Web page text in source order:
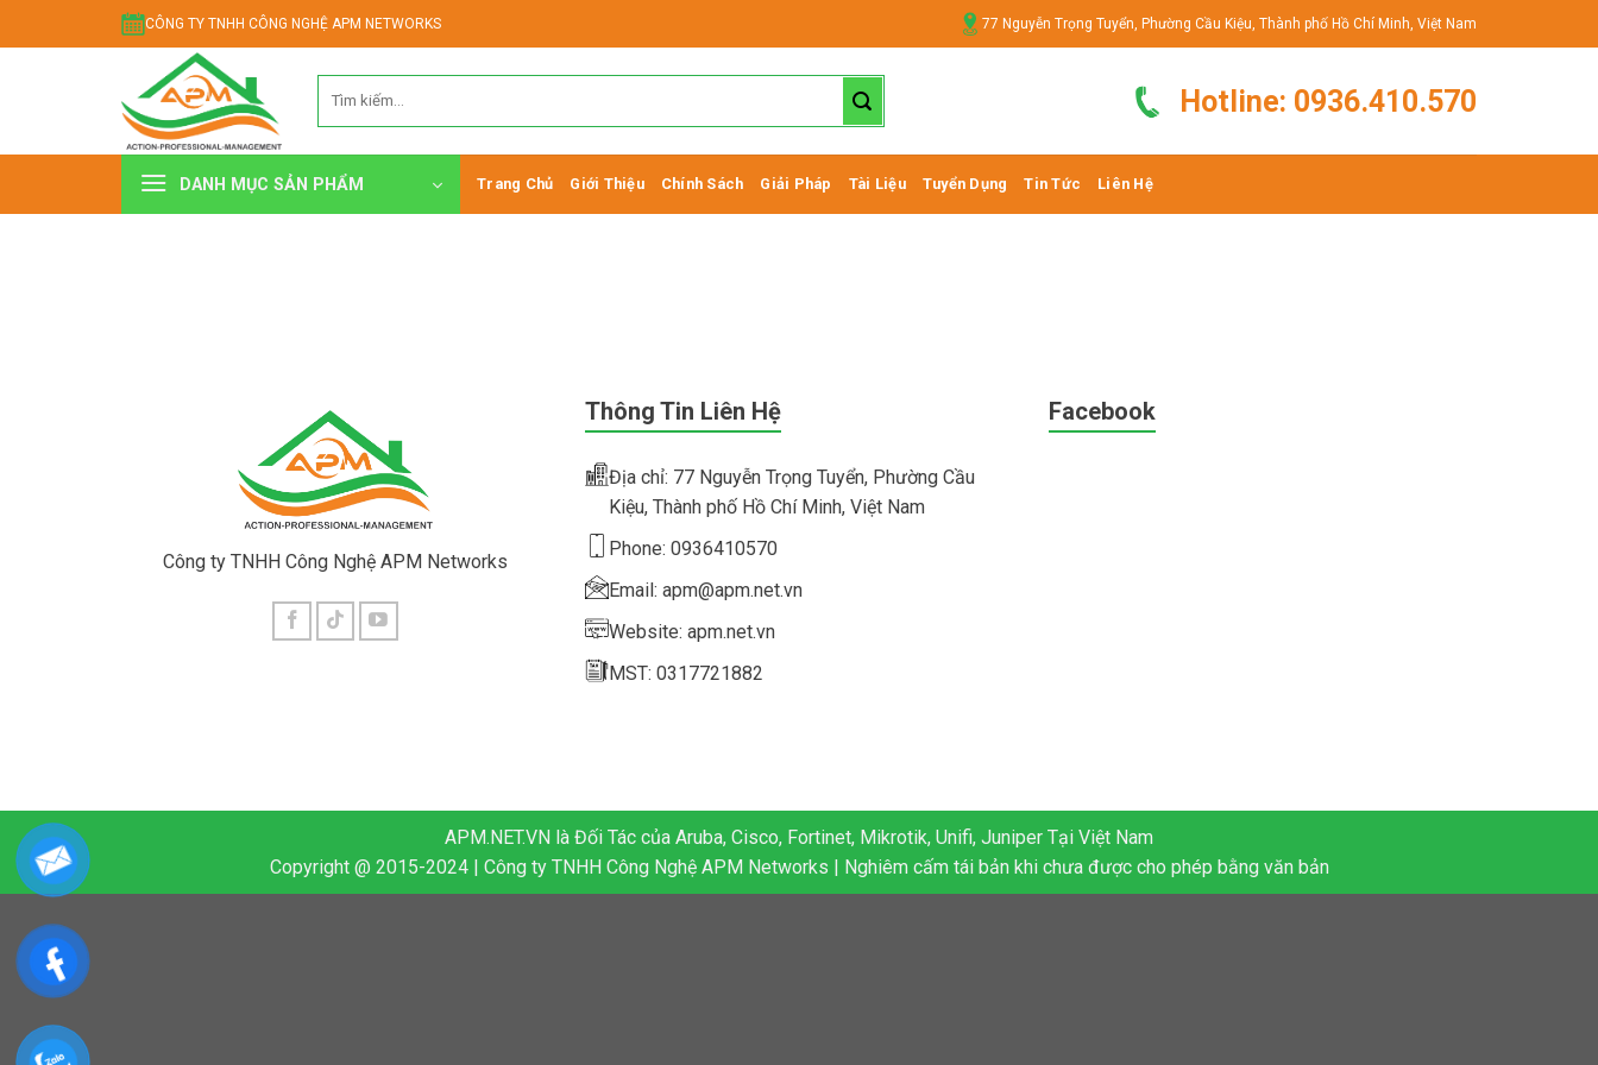
đến
CÔNG TY TNHH CÔNG NGHỆ APM NETWORKS 77 Nguyễn Trọng Tuyển, Phường Cầu Kiệu, Thành phố Hồ Chí Minh, Việt Nam
kiếm:
Hotline: 0936.410.570
DANH MỤC SẢN PHẨM Trang Chủ Giới Thiệu Chính Sách Giải Pháp Tài Liệu Tuyển Dụng Tin Tức Liên Hệ
Công ty TNHH Công Nghệ APM Networks
Thông Tin Liên Hệ
Địa chỉ: 77 Nguyễn Trọng Tuyển, Phường Cầu
Kiệu, Thành phố Hồ Chí Minh, Việt Nam
Phone: 0936410570
Email: apm@apm.net.vn
Website: apm.net.vn
MST: 0317721882
Facebook
APM.NET.VN là Đối Tác của Aruba, Cisco, Fortinet, Mikrotik, Unifi, Juniper Tại Việt Nam
Copyright @ 2015-2024 | Công ty TNHH Công Nghệ APM Networks | Nghiêm cấm tái bản khi chưa được cho phép bằng văn bản